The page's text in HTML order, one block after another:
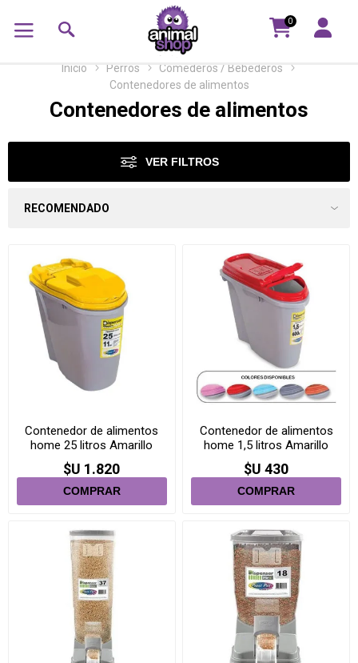
0
Inicio Perros
Comederos / Bebederos
Contenedores de alimentos
Contenedores de alimentos
VER FILTROS
Contenedor de alimentos
home 25 litros Amarillo
$U 1.820
Contenedor de alimentos
home 1,5 litros Amarillo
$U 430